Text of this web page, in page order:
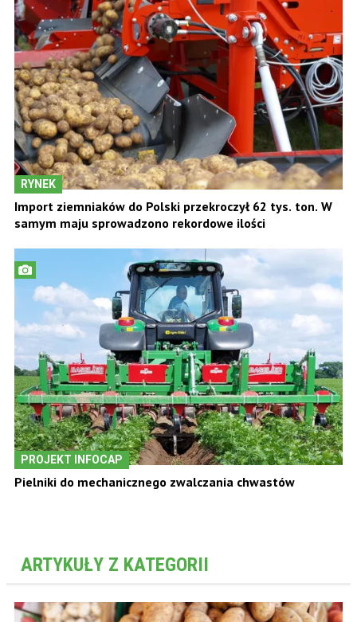
RYNEK
Import ziemniaków do Polski przekroczył 62 tys. ton. W
samym maju sprowadzono rekordowe ilości
PROJEKT INFOCAP
Pielniki do mechanicznego zwalczania chwastów
ARTYKUŁY Z KATEGORII